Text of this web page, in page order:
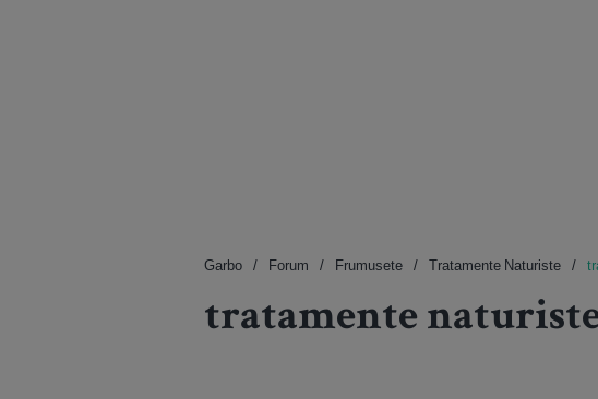
Garbo Forum Frumusete Tratamente Naturiste
tratamente